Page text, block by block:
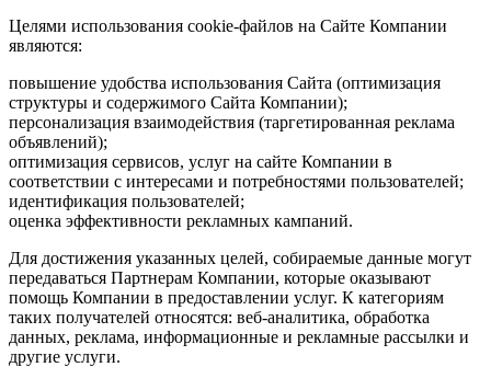
Целями использования cookie-файлов на Сайте Компании
являются:
повышение удобства использования Сайта (оптимизация
структуры и содержимого Сайта Компании);
персонализация взаимодействия (таргетированная реклама
объявлений);
оптимизация сервисов, услуг на сайте Компании в
соответствии с интересами и потребностями пользователей;
идентификация пользователей;
оценка эффективности рекламных кампаний.
Для достижения указанных целей, собираемые данные могут
передаваться Партнерам Компании, которые оказывают
помощь Компании в предоставлении услуг. К категориям
таких получателей относятся: веб-аналитика, обработка
данных, реклама, информационные и рекламные рассылки и
другие услуги.